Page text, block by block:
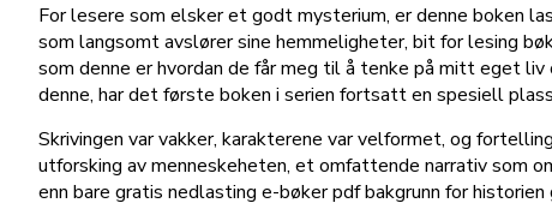
For lesere som elsker et godt mysterium, er denne boken
som langsomt avslører sine hemmeligheter, bit for lesing
som denne er hvordan de får meg til å tenke på mitt eget
denne, har det første boken i serien fortsatt en spesiell
Skrivingen var vakker, karakterene var velformet, og
utforsking av menneskeheten, et omfattende narrativ som
enn bare gratis nedlasting e-bøker pdf bakgrunn for